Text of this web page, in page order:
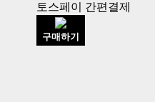
토스페이 간편결제
구매하기